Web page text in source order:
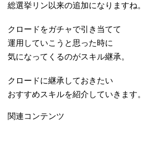
総選挙リン以来の追加になりますね。
クロードをガチャで引き当てて
運用していこうと思った時に
気になってくるのがスキル継承。
クロードに継承しておきたい
おすすめスキルを紹介していきます。
関連コンテンツ